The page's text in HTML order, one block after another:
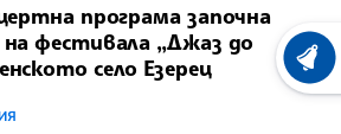
програма започна
фестивала „Джаз до
село Езерец